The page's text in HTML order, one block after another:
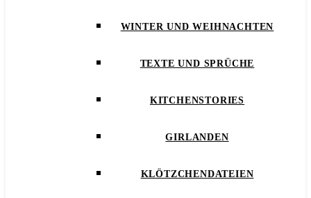
WINTER UND WEIHNACHTEN
TEXTE UND SPRÜCHE
KITCHENSTORIES
GIRLANDEN
KLÖTZCHENDATEIEN